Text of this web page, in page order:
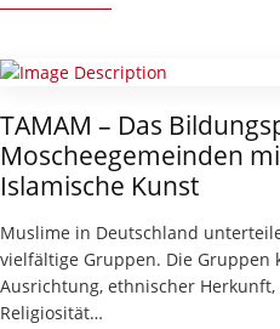
TAMAM – Das
Moscheegemeinden
Islamische Kunst
Muslime in Deutschland
vielfältige Gruppen. Die Gruppen
Ausrichtung, ethnischer
Religiosität…